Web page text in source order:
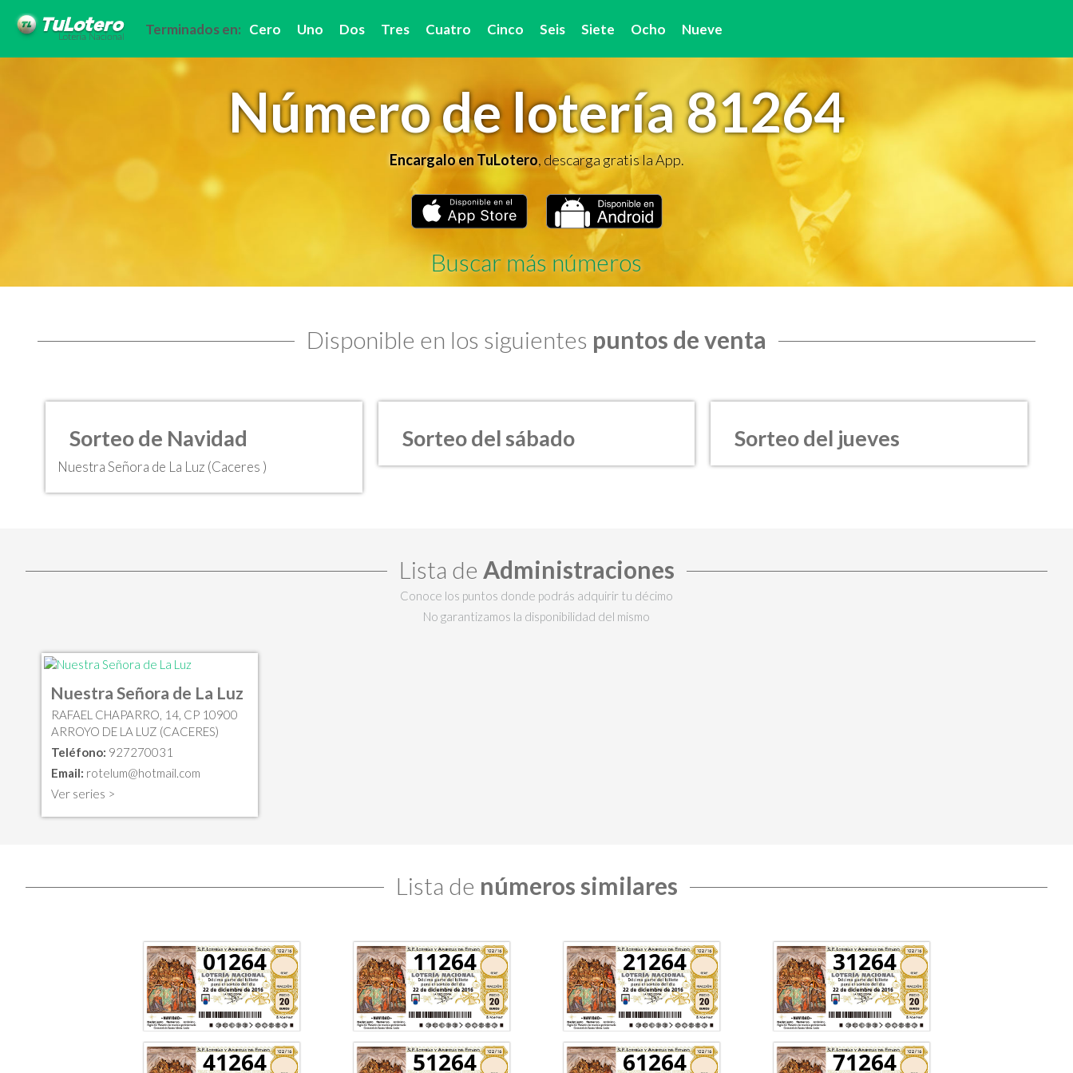
Terminados en: Cero Uno Dos Tres Cuatro Cinco Seis Siete Ocho Nueve
Número de lotería 81264
Encargalo en TuLotero, descarga gratis la App.
Buscar más números
Disponible en los siguientes puntos de venta
Sorteo de Navidad
Nuestra Señora de La Luz (Caceres )
Sorteo del sábado Sorteo del jueves
Lista de Administraciones
Conoce los puntos donde podrás adquirir tu décimo
No garantizamos la disponibilidad del mismo
Nuestra Señora de La Luz
RAFAEL CHAPARRO, 14, CP 10900
ARROYO DE LA LUZ (CACERES)
Teléfono: 927270031
Email: rotelum@hotmail.com
Ver series >
Lista de números similares
01264 11264 21264 31264
41264 51264 61264 71264